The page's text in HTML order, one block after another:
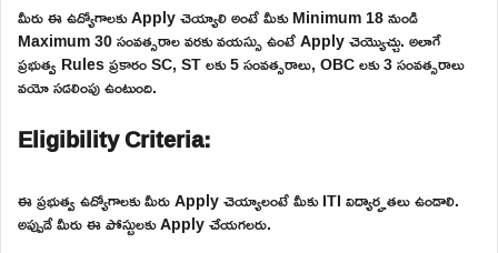
మీరు ఈ ఉద్యోగాలకు Apply చెయ్యాలి అంటే మీకు Minimum 18 నుండి
Maximum 30 సంవత్సరాల వరకు వయస్సు ఉంటే Apply చెయ్యొచ్చు. అలాగే
ప్రభుత్వ Rules ప్రకారం SC, ST లకు 5 సంవత్సరాలు, OBC లకు 3 సంవత్సరాలు
వయో సడలింపు ఉంటుంది.
Eligibility Criteria:
ఈ ప్రభుత్వ ఉద్యోగాలకు మీరు Apply చెయ్యాలంటే మీకు ITI విద్యార్హతలు ఉండాలి.
అప్పుడే మీరు ఈ పోస్టులకు Apply చేయగలరు.